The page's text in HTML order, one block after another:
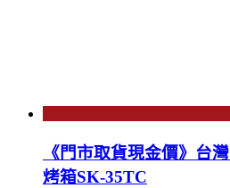
《門市取貨現金價》台
烤箱SK-35TC